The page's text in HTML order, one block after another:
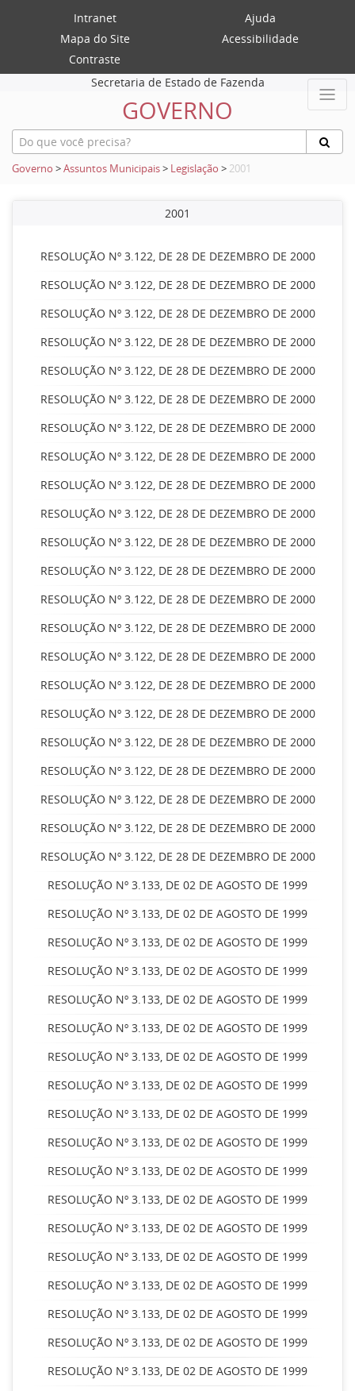
Intranet
Ajuda
Mapa do Site
Acessibilidade
Contraste
Secretaria de Estado de Fazenda
GOVERNO
Governo >Assuntos Municipais> Legislação > 2001
2001
RESOLUÇÃO Nº 3.122, DE 28 DE DEZEMBRO DE 2000
RESOLUÇÃO Nº 3.122, DE 28 DE DEZEMBRO DE 2000
RESOLUÇÃO Nº 3.122, DE 28 DE DEZEMBRO DE 2000
RESOLUÇÃO Nº 3.122, DE 28 DE DEZEMBRO DE 2000
RESOLUÇÃO Nº 3.122, DE 28 DE DEZEMBRO DE 2000
RESOLUÇÃO Nº 3.122, DE 28 DE DEZEMBRO DE 2000
RESOLUÇÃO Nº 3.122, DE 28 DE DEZEMBRO DE 2000
RESOLUÇÃO Nº 3.122, DE 28 DE DEZEMBRO DE 2000
RESOLUÇÃO Nº 3.122, DE 28 DE DEZEMBRO DE 2000
RESOLUÇÃO Nº 3.122, DE 28 DE DEZEMBRO DE 2000
RESOLUÇÃO Nº 3.122, DE 28 DE DEZEMBRO DE 2000
RESOLUÇÃO Nº 3.122, DE 28 DE DEZEMBRO DE 2000
RESOLUÇÃO Nº 3.122, DE 28 DE DEZEMBRO DE 2000
RESOLUÇÃO Nº 3.122, DE 28 DE DEZEMBRO DE 2000
RESOLUÇÃO Nº 3.122, DE 28 DE DEZEMBRO DE 2000
RESOLUÇÃO Nº 3.122, DE 28 DE DEZEMBRO DE 2000
RESOLUÇÃO Nº 3.122, DE 28 DE DEZEMBRO DE 2000
RESOLUÇÃO Nº 3.122, DE 28 DE DEZEMBRO DE 2000
RESOLUÇÃO Nº 3.122, DE 28 DE DEZEMBRO DE 2000
RESOLUÇÃO Nº 3.122, DE 28 DE DEZEMBRO DE 2000
RESOLUÇÃO Nº 3.122, DE 28 DE DEZEMBRO DE 2000
RESOLUÇÃO Nº 3.122, DE 28 DE DEZEMBRO DE 2000
RESOLUÇÃO Nº 3.133, DE 02 DE AGOSTO DE 1999
RESOLUÇÃO Nº 3.133, DE 02 DE AGOSTO DE 1999
RESOLUÇÃO Nº 3.133, DE 02 DE AGOSTO DE 1999
RESOLUÇÃO Nº 3.133, DE 02 DE AGOSTO DE 1999
RESOLUÇÃO Nº 3.133, DE 02 DE AGOSTO DE 1999
RESOLUÇÃO Nº 3.133, DE 02 DE AGOSTO DE 1999
RESOLUÇÃO Nº 3.133, DE 02 DE AGOSTO DE 1999
RESOLUÇÃO Nº 3.133, DE 02 DE AGOSTO DE 1999
RESOLUÇÃO Nº 3.133, DE 02 DE AGOSTO DE 1999
RESOLUÇÃO Nº 3.133, DE 02 DE AGOSTO DE 1999
RESOLUÇÃO Nº 3.133, DE 02 DE AGOSTO DE 1999
RESOLUÇÃO Nº 3.133, DE 02 DE AGOSTO DE 1999
RESOLUÇÃO Nº 3.133, DE 02 DE AGOSTO DE 1999
RESOLUÇÃO Nº 3.133, DE 02 DE AGOSTO DE 1999
RESOLUÇÃO Nº 3.133, DE 02 DE AGOSTO DE 1999
RESOLUÇÃO Nº 3.133, DE 02 DE AGOSTO DE 1999
RESOLUÇÃO Nº 3.133, DE 02 DE AGOSTO DE 1999
RESOLUÇÃO Nº 3.133, DE 02 DE AGOSTO DE 1999